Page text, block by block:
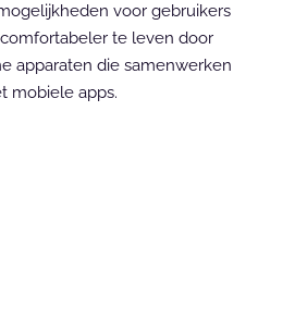
voor gebruikers
te leven door
apparaten die samenwerken
mobiele apps.